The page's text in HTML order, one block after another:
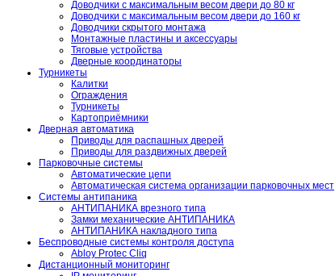
Доводчики с максимальным весом двери до 80 кг
Доводчики с максимальным весом двери до 160 кг
Доводчики скрытого монтажа
Монтажные пластины и аксессуары
Тяговые устройства
Дверные координаторы
Турникеты
Калитки
Ограждения
Турникеты
Картоприёмники
Дверная автоматика
Приводы для распашных дверей
Приводы для раздвижных дверей
Парковочные системы
Автоматические цепи
Автоматическая система организации парковочных мест
Системы антипаника
АНТИПАНИКА врезного типа
Замки механические АНТИПАНИКА
АНТИПАНИКА накладного типа
Беспроводные системы контроля доступа
Abloy Protec Cliq
Дистанционный мониторинг